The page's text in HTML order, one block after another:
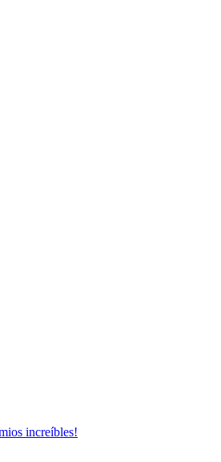
increíbles!